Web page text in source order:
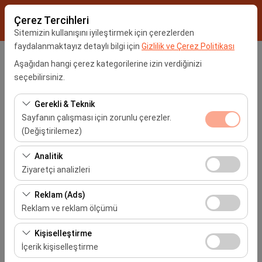
Çerez Tercihleri
Sitemizin kullanışını iyileştirmek için çerezlerden
faydalanmaktayız detaylı bilgi için Gizlilik ve Çerez Politikası
Aşağıdan hangi çerez kategorilerine izin verdiğinizi
seçebilirsiniz.
Gerekli & Teknik
Sayfanın çalışması için zorunlu çerezler.
(Değiştirilemez)
Bu çerezler sitenin doğru şekilde çalışması, güvenlik,
oturum yönetimi ve temel işlevler için gereklidir. Devre
dışı bırakılamaz.
Analitik
Ziyaretçi analizleri
Bu çerezler, sitemizin nasıl kullanıldığını (ziyaretçi sayısı,
en çok ziyaret edilen sayfalar, kullanıcı davranışları)
analiz etmemizi sağlar. Bu veriler, web sitesi
performansını ölçmek ve kullanıcı deneyimini sürekli
iyileştirmek için kullanılır.
Reklam (Ads)
Reklam ve reklam ölçümü
Bu çerezler, size ilgi alanlarınıza uygun kişiselleştirilmiş
reklamlar göstermemize ve reklam kampanyalarımızın
etkinliğini (gösterim sayısı, tıklama oranı) ölçmemize
Kişiselleştirme
İçerik kişiselleştirme
Araç Alış Yeri
Farklı yerde bırakmak istiyorum
Araç Alım Tarihi
Araç Teslim Tarihi
09:00